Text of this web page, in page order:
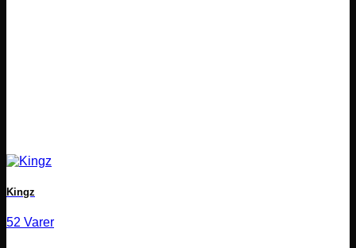
Kingz
52 Varer